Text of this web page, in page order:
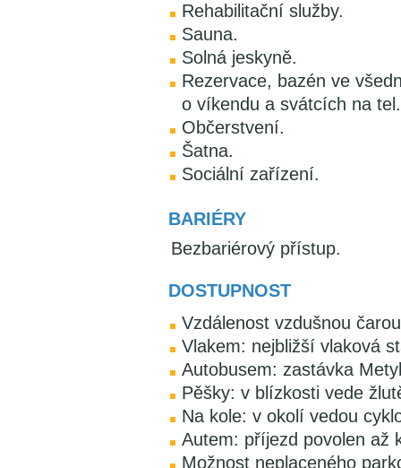
Rehabilitační služby.
Sauna.
Solná jeskyně.
Rezervace, bazén ve
o víkendu a svátcích na
Občerstvení.
Šatna.
Sociální zařízení.
BARIÉRY
Bezbariérový přístup.
DOSTUPNOST
Vzdálenost vzdušnou
Vlakem: nejbližší vlaková
Autobusem: zastávka
Pěšky: v blízkosti vede
Na kole: v okolí vedou
Autem: příjezd povolen až
Možnost neplaceného